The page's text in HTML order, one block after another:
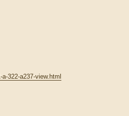
322-a237-view.html